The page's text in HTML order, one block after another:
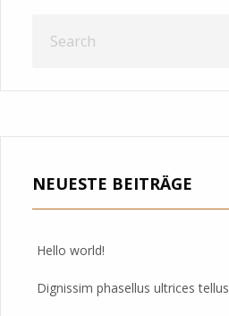
NEUESTE BEITRÄGE
Hello world!
Dignissim phasellus ultrices tellus